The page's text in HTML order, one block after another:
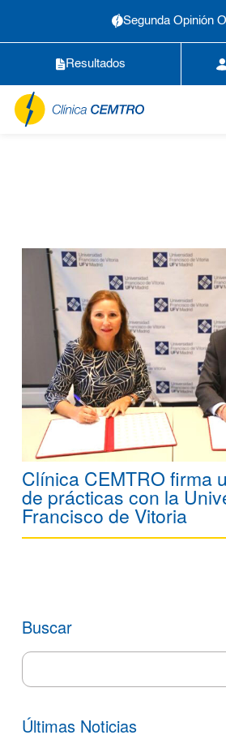
Segunda Opinión
Resultados
Clínica CEMTRO firma
de prácticas con la
Francisco de Vitoria
Buscar
Search
for:
Últimas Noticias